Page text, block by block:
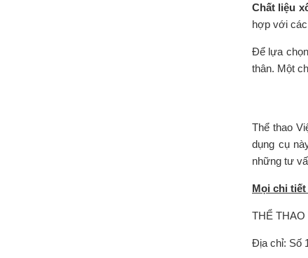
Chất liệu
hợp với
Để lựa
thân. Một
Thể thao
dụng cụ
những tư
Mọi chi
THỂ THAO
Địa chỉ: Số